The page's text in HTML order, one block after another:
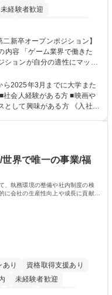
未経験者歓迎
補助あり
第二新卒歓迎
ションが自分の適性にマッチ
/インフラエンジニアな
ターなど）等から、面接で
いたします。ゲームやエン
2025年3月までに大学また
社会人経験がある方 ■映画や
興味がある方 《入社実
世界で唯一の事業/福
、執務環境の整備や社内制度の検
会社の生産性向上や成長に貢献し
り
資格取得支援あり
未経験者歓迎